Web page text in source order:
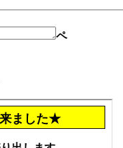
ペ